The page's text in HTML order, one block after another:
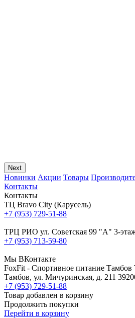
Next
Новинки Акции Товары
Контакты
Контакты
ТЦ Bravo City (Карусель)
+7 (953) 729-51-88
ТРЦ РИО ул. Советская 99 "А" 3-
+7 (953) 713-59-80
Мы ВКонтакте
FoxFit - Спортивное питание Тамбов
Тамбов, ул. Мичуринская, д. 211
+7 (953) 729-51-88
Товар добавлен в корзину
Продолжить покупки
Перейти в корзину